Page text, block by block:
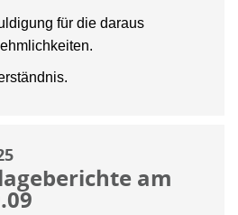
für die daraus
am